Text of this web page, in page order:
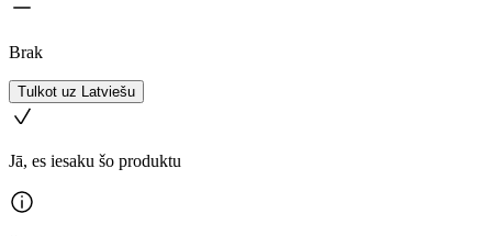
Brak
Tulkot uz Latviešu
Jā, es iesaku šo produktu